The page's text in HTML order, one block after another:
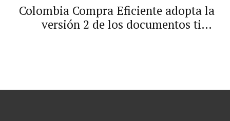
Colombia Compra Eficiente adopta la
versión 2 de los documentos tipo